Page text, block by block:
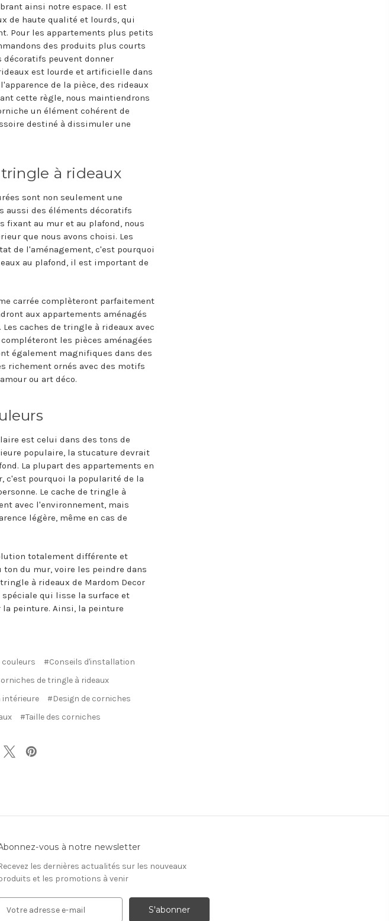
ainsi notre espace. Il est
de haute qualité et lourds, qui
Pour les appartements plus petits
des produits plus courts
peuvent donner
est lourde et artificielle dans
de la pièce, des rideaux
cette règle, nous maintiendrons
un élément cohérent de
destiné à dissimuler une
à rideaux
sont non seulement une
aussi des éléments décoratifs
fixant au mur et au plafond, nous
que nous avons choisi. Les
de l'aménagement, c'est pourquoi
au plafond, il est important de
carrée complèteront parfaitement
aux appartements aménagés
caches de tringle à rideaux avec
les pièces aménagées
également magnifiques dans des
richement ornés avec des motifs
ou art déco.
est celui dans des tons de
populaire, la stucature devrait
La plupart des appartements en
c'est pourquoi la popularité de la
Le cache de tringle à
avec l'environnement, mais
légère, même en cas de
totalement différente et
du mur, voire les peindre dans
à rideaux de Mardom Decor
qui lisse la surface et
peinture. Ainsi, la peinture
couleurs
#Conseils d'installation
de tringle à rideaux
#Design de corniches
#Taille des corniches
vous à notre newsletter
les dernières actualités sur les nouveaux
et les promotions à venir